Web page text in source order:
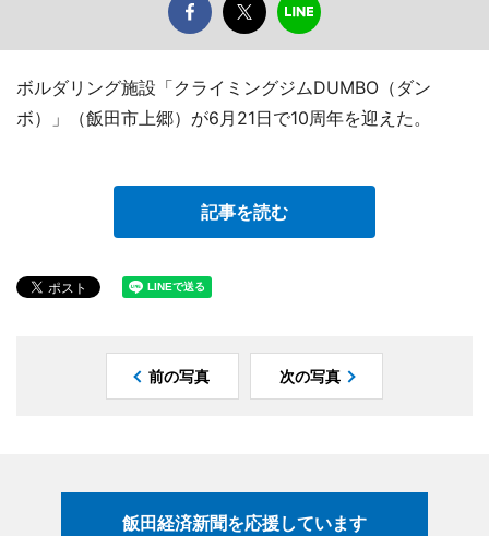
ボルダリング施設「クライミングジムDUMBO（ダン
ボ）」（飯田市上郷）が6月21日で10周年を迎えた。
記事を読む
前の写真 次の写真
飯田経済新聞を応援しています